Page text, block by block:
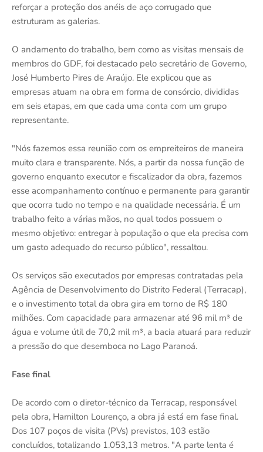
reforçar a proteção dos anéis de aço corrugado que
estruturam as galerias.
O andamento do trabalho, bem como as visitas mensais de
membros do GDF, foi destacado pelo secretário de Governo,
José Humberto Pires de Araújo. Ele explicou que as
empresas atuam na obra em forma de consórcio, divididas
em seis etapas, em que cada uma conta com um grupo
representante.
"Nós fazemos essa reunião com os empreiteiros de maneira
muito clara e transparente. Nós, a partir da nossa função de
governo enquanto executor e fiscalizador da obra, fazemos
esse acompanhamento contínuo e permanente para garantir
que ocorra tudo no tempo e na qualidade necessária. É um
trabalho feito a várias mãos, no qual todos possuem o
mesmo objetivo: entregar à população o que ela precisa com
um gasto adequado do recurso público", ressaltou.
Os serviços são executados por empresas contratadas pela
Agência de Desenvolvimento do Distrito Federal (Terracap),
e o investimento total da obra gira em torno de R$ 180
milhões. Com capacidade para armazenar até 96 mil m³ de
água e volume útil de 70,2 mil m³, a bacia atuará para reduzir
a pressão do que desemboca no Lago Paranoá.
Fase final
De acordo com o diretor-técnico da Terracap, responsável
pela obra, Hamilton Lourenço, a obra já está em fase final.
Dos 107 poços de visita (PVs) previstos, 103 estão
concluídos, totalizando 1.053,13 metros. "A parte lenta é